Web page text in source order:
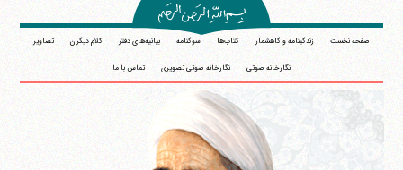
صفحه نخست زندگینامه و گاهشمار کتاب‌ها سوگنامه بیانیه‌های دفتر کلام دیگران تصاویر
نگارخانه صوتی نگارخانه صوتی تصویری تماس با ما